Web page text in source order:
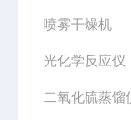
喷雾干燥机
光化学反应仪
二氧化硫蒸馏